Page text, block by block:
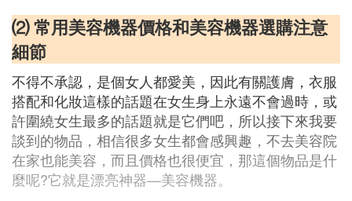
⑵ 常用美容機器價格和美容機器選購注意
細節
不得不承認，是個女人都愛美，因此有關護膚，衣服
搭配和化妝這樣的話題在女生身上永遠不會過時，或
許圍繞女生最多的話題就是它們吧，所以接下來我要
談到的物品，相信很多女生都會感興趣，不去美容院
在家也能美容，而且價格也很便宜，那這個物品是什
麼呢?它就是漂亮神器—美容機器。